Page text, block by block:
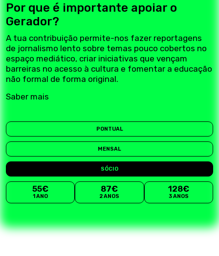
Por que é importante apoiar o
Gerador?
A tua contribuição permite-nos fazer reportagens
de jornalismo lento sobre temas pouco cobertos no
espaço mediático, criar iniciativas que vençam
barreiras no acesso à cultura e fomentar a educação
não formal de forma original.
Saber mais
PONTUAL
MENSAL
SÓCIO
55€
1 ANO
87€
2 ANOS
128€
3 ANOS